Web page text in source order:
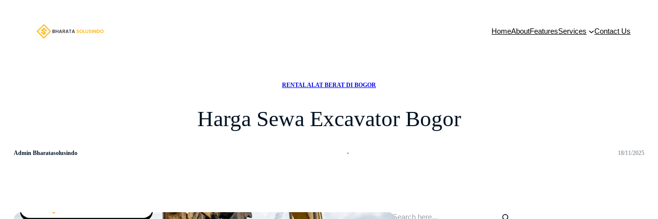
HomeAboutFeaturesServices Contact Us
RENTAL ALAT BERAT DI BOGOR
Harga Sewa Excavator Bogor
Admin Bharatasolusindo 18/11/2025
C